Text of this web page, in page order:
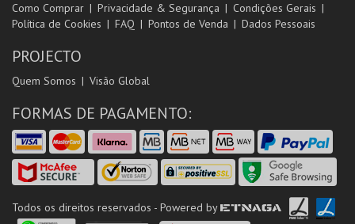
Como Comprar Privacidade & Segurança
Condições Gerais
Política de Cookies
FAQ Pontos de Venda Dados Pessoais
PROJECTO
Quem Somos Visão Global
FORMAS DE PAGAMENTO:
Todos os direitos reservados - Powered by ETNAGA